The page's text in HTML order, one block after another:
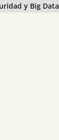
y Big Data